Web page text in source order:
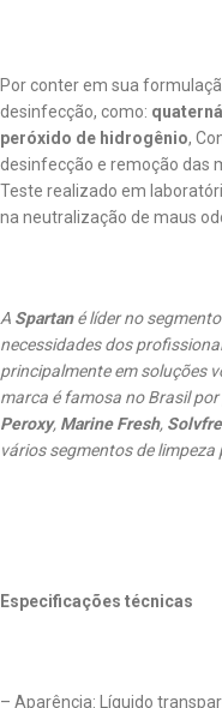
Por conter em sua
desinfecção, como:
peróxido de hidrogênio,
desinfecção e remoção das
Teste realizado em
na neutralização de maus
A Spartané líder no
necessidades dos
principalmente em soluções
marca é famosa no Brasil
Peroxy, Marine Fresh,
vários segmentos de limpeza
Especificações técnicas
– Aparência: Líquido